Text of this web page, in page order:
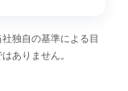
独自の基準による目
ありません。